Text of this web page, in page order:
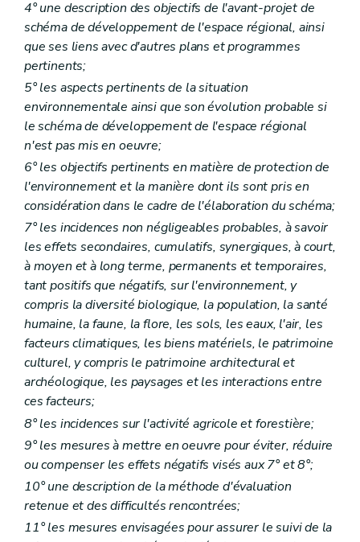
Section première Dispositions communes à toutes les demandes de permis de lotir
Art. 311
Section 2 Dispositions particulières aux lotissements portant sur une superficie de 3 ha et plus ou prévoyant la construction d'immeubles à appartements alors que les abords comportent essentiellement des habitations individuelles
Section 3
Art. 313
Section 4 Dispositions particulières aux demandes de modification d'un permis de lotir
Art. 314
Art. 315
Chapitre X De l'instruction des demandes de permis de bâtir et de lotir
Section première De l'instruction des demandes de permis de bâtir
Sous-section première Des demandes nécessitant l'avis conforme du fonctionnaire délégué
Art. 316
Art. 317
Art. 318
Art. 319
Art. 320
Sous-section 2 Des demandes ne nécessitant pas l'avis du fonctionnaire délégué
Art. 321
Art. 322
Sous-section 3 Des demandes de dérogations à un permis de lotir ou à un plan particulier d'aménagement
Art. 323
Section 2 De l'instruction des demandes de permis de lotir
Sous-section première Des demandes nécessitant l'avis conforme du fonctionnaire délégué
Art. 324
Art. 327
Sous-section 2 Des demandes ne nécessitant pas l'avis conforme du fonctionnaire délégué
Art. 328
Sous-section 3 Des modifications d'un permis de lotir
Art. 329
Chapitre XI (Des demandes de permis d'urbanisme, de permis de lotir et de certificats d'urbanisme soumises à une enquête publique et des modalités de ces enquêtes publiques
Section première
Des demandes de permis d'urbanisme, de permis de lotir et de certificats d'urbanisme soumises à une enquête publique
Art. 330
4° une description des objectifs de l'avant-projet de
schéma de développement de l'espace régional, ainsi
que ses liens avec d'autres plans et programmes
pertinents;
5° les aspects pertinents de la situation
environnementale ainsi que son évolution probable si
le schéma de développement de l'espace régional
n'est pas mis en oeuvre;
6° les objectifs pertinents en matière de protection de
l'environnement et la manière dont ils sont pris en
considération dans le cadre de l'élaboration du schéma;
7° les incidences non négligeables probables, à savoir
les effets secondaires, cumulatifs, synergiques, à court,
à moyen et à long terme, permanents et temporaires,
tant positifs que négatifs, sur l'environnement, y
compris la diversité biologique, la population, la santé
humaine, la faune, la flore, les sols, les eaux, l'air, les
facteurs climatiques, les biens matériels, le patrimoine
culturel, y compris le patrimoine architectural et
archéologique, les paysages et les interactions entre
ces facteurs;
8° les incidences sur l'activité agricole et forestière;
9° les mesures à mettre en oeuvre pour éviter, réduire
ou compenser les effets négatifs visés aux 7° et 8°;
10° une description de la méthode d'évaluation
retenue et des difficultés rencontrées;
11° les mesures envisagées pour assurer le suivi de la